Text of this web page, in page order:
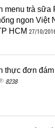
menu trà
ngon Việt
HCM 27/10/
thực đơn
8238